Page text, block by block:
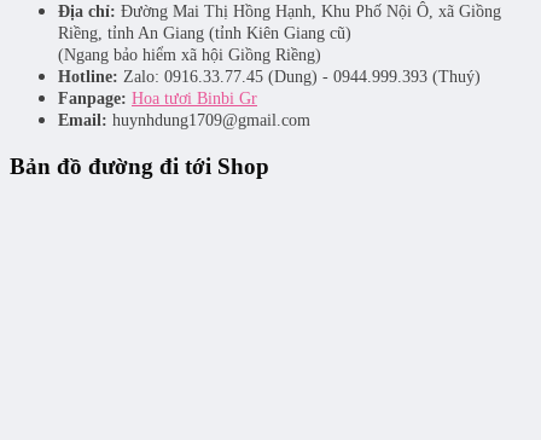
Địa chỉ: Đường Mai Thị Hồng Hạnh, Khu Phố Nội Ô, xã Giồng
Riềng, tỉnh An Giang (tỉnh Kiên Giang cũ)
(Ngang bảo hiểm xã hội Giồng Riềng)
Hotline: Zalo: 0916.33.77.45 (Dung) - 0944.999.393 (Thuý)
Fanpage: Hoa tươi Binbi Gr
Email: huynhdung1709@gmail.com
Bản đồ đường đi tới Shop